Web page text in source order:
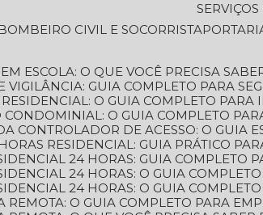
SERVIÇOS
BOMBEIRO CIVIL E SOCORRISTA
ESCOLA: O QUE VOCÊ PRECISA
VIGILÂNCIA: GUIA COMPLETO PARA
RESIDENCIAL: O GUIA COMPLETO PARA
CONDOMINIAL: O GUIA COMPLETO
CONTROLADOR DE ACESSO: O GUIA
RESIDENCIAL: GUIA PRÁTICO
24 HORAS: GUIA COMPLETO
24 HORAS: O GUIA
24 HORAS: O GUIA
REMOTA: O GUIA COMPLETO PARA